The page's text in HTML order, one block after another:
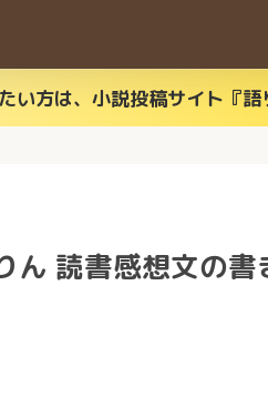
い方は、小説投稿サイト『語
ん 読書感想文の書